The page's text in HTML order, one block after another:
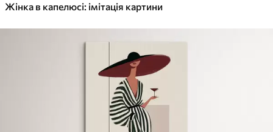
Жінка в капелюсі: імітація картини